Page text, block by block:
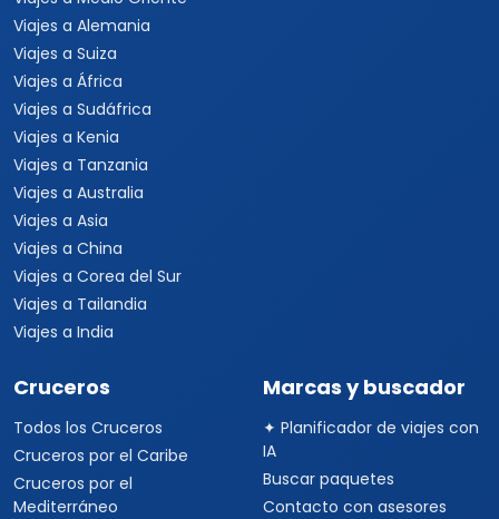
Viajes a Alemania
Viajes a Suiza
Viajes a África
Viajes a Sudáfrica
Viajes a Kenia
Viajes a Tanzania
Viajes a Australia
Viajes a Asia
Viajes a China
Viajes a Corea del Sur
Viajes a Tailandia
Viajes a India
Cruceros
Todos los Cruceros
Cruceros por el Caribe
Cruceros por el
Mediterráneo
Marcas y buscador
✦ Planificador de viajes con
IA
Buscar paquetes
Contacto con asesores